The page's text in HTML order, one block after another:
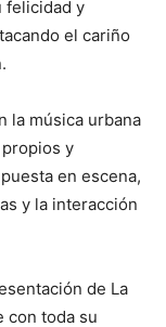
felicidad y
el cariño
la música urbana
y
en escena,
y la interacción
de La
con toda su